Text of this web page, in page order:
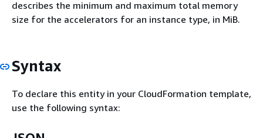
describes the minimum and maximum total memory
size for the accelerators for an instance type, in MiB.
Syntax
To declare this entity in your CloudFormation template,
use the following syntax: